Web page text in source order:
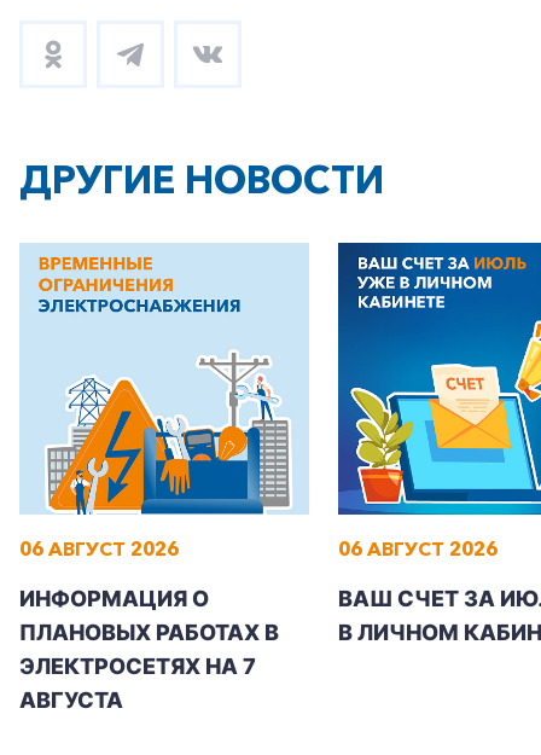
ДРУГИЕ НОВОСТИ
06 АВГУСТ 2026
ИНФОРМАЦИЯ О
ПЛАНОВЫХ РАБОТАХ В
ЭЛЕКТРОСЕТЯХ НА 7
АВГУСТА
06 АВГУСТ 2026
ВАШ СЧЕТ ЗА
В ЛИЧНОМ